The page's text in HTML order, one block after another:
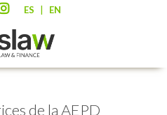
ES EN
de la AEPD